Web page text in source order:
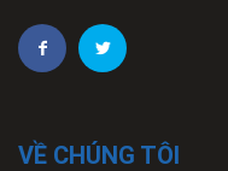
VỀ CHÚNG TÔI